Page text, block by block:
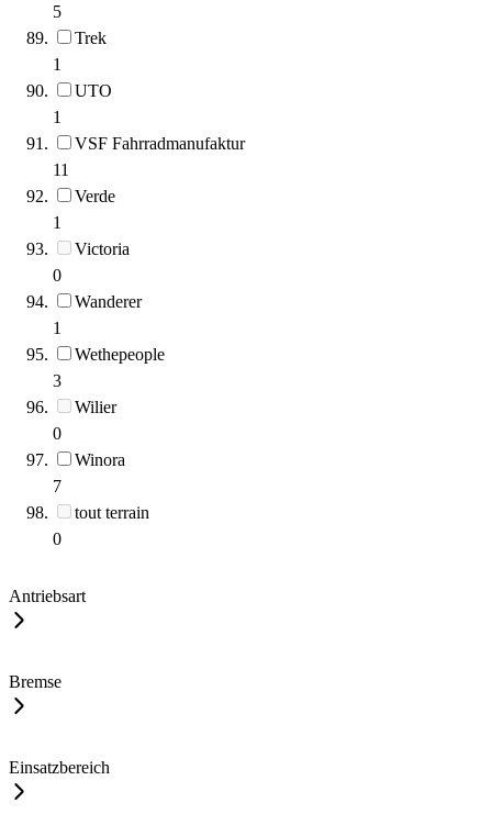
5
Trek
1
UTO
1
VSF Fahrradmanufaktur
11
Verde
1
Victoria
0
Wanderer
1
Wethepeople
3
Wilier
0
Winora
7
tout terrain
0
Antriebsart
Bremse
Einsatzbereich